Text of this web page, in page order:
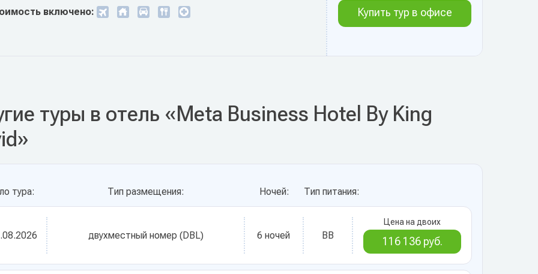
включено:
Купить тур в офисе
туры в отель «Meta Business Hotel By King
тура: Тип размещения: Ночей: Тип питания:
двухместный номер (DBL) 6 ночей BB
Цена на двоих
116 136 руб.